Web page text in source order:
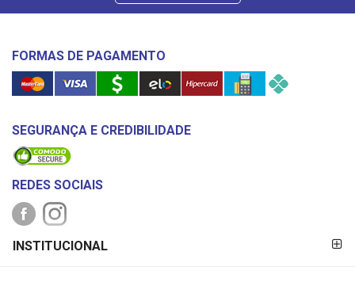
FORMAS DE PAGAMENTO
SEGURANÇA E CREDIBILIDADE
REDES SOCIAIS
PAGAMENTO
INSTITUCIONAL